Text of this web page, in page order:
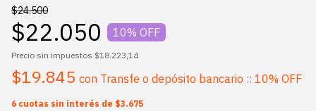
$24.500
$22.050 10% OFF
Precio sin impuestos $18.223,14
$19.845 con Transfe o depósito bancario :: 10% OFF
6 cuotas sin interés de $3.675